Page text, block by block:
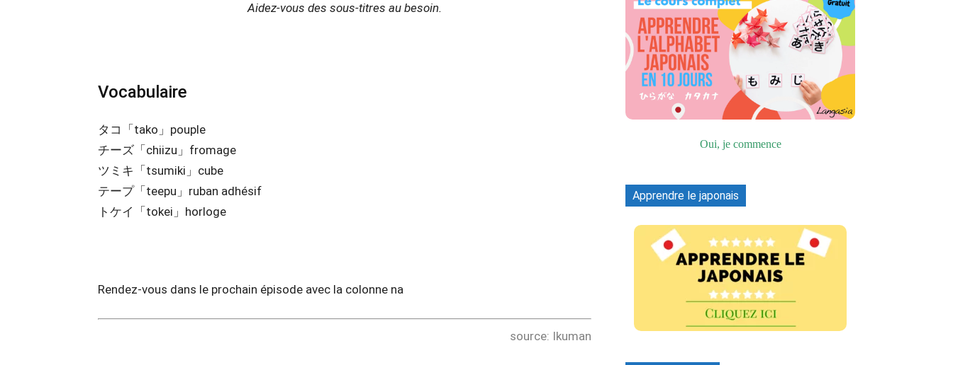
Aidez-vous des sous-titres au besoin.
Vocabulaire
タコ「tako」pouple
チーズ「chiizu」fromage
ツミキ「tsumiki」cube
テープ「teepu」ruban adhésif
トケイ「tokei」horloge
Rendez-vous dans le prochain épisode avec la colonne na
source: Ikuman
Oui, je commence
Apprendre le japonais